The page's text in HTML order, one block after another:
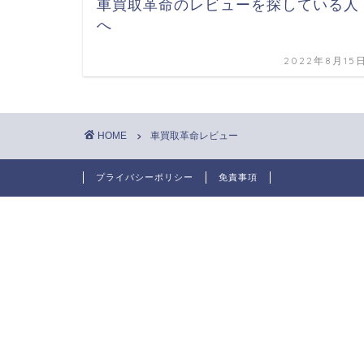
車買取革命のレビューを探している人
へ
2022年8月15
HOME 車買取革命レビュー
プライバシーポリシー 免責事項